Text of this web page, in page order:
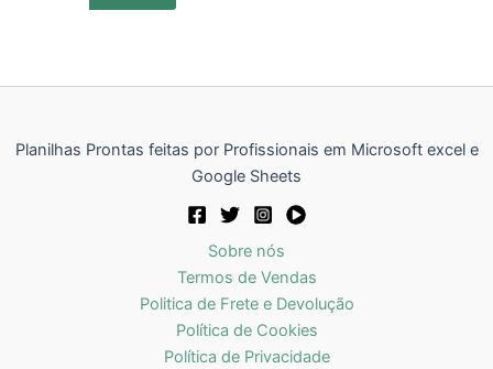
Planilhas Prontas feitas por Profissionais em Microsoft excel e
Google Sheets
Sobre nós
Termos de Vendas
Politica de Frete e Devolução
Política de Cookies
Política de Privacidade